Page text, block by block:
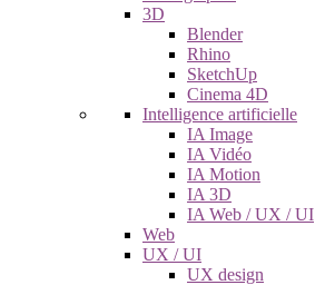
3D
Blender
Rhino
SketchUp
Cinema 4D
Intelligence artificielle
IA Image
IA Vidéo
IA Motion
IA 3D
IA Web / UX / UI
Web
UX / UI
UX design